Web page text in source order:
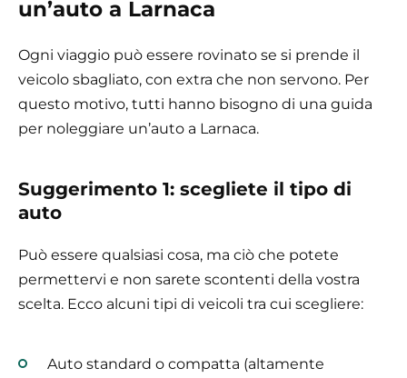
un’auto a Larnaca
Ogni viaggio può essere rovinato se si prende il
veicolo sbagliato, con extra che non servono. Per
questo motivo, tutti hanno bisogno di una guida
per noleggiare un’auto a Larnaca.
Suggerimento 1: scegliete il tipo di
auto
Può essere qualsiasi cosa, ma ciò che potete
permettervi e non sarete scontenti della vostra
scelta. Ecco alcuni tipi di veicoli tra cui scegliere:
Auto standard o compatta (altamente